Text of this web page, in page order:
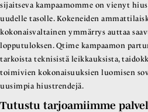
sijaitseva kampaamomme on vienyt
uudelle tasolle. Kokeneiden
kokonaisvaltainen ymmärrys auttaa
lopputuloksen. Qtime kampaamon
tarkoista teknisistä leikkauksista,
toimivien kokonaisuuksien luomisen
uusimpia hiustrendejä.
Tutustu tarjoamiimme